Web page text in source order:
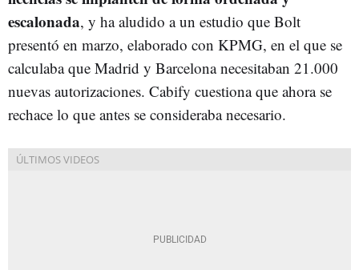
escalonada, y ha aludido a un estudio que Bolt
presentó en marzo, elaborado con KPMG, en el que se
calculaba que Madrid y Barcelona necesitaban 21.000
nuevas autorizaciones. Cabify cuestiona que ahora se
rechace lo que antes se consideraba necesario.